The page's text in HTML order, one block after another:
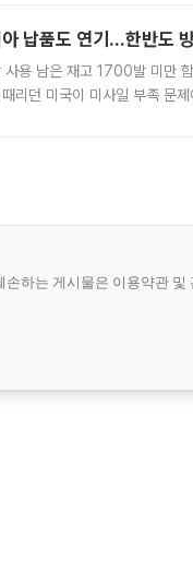
납품도 연기…한반도
용 남은 재고 1700발 미만 함
리던 미국이 미사일 부족 문